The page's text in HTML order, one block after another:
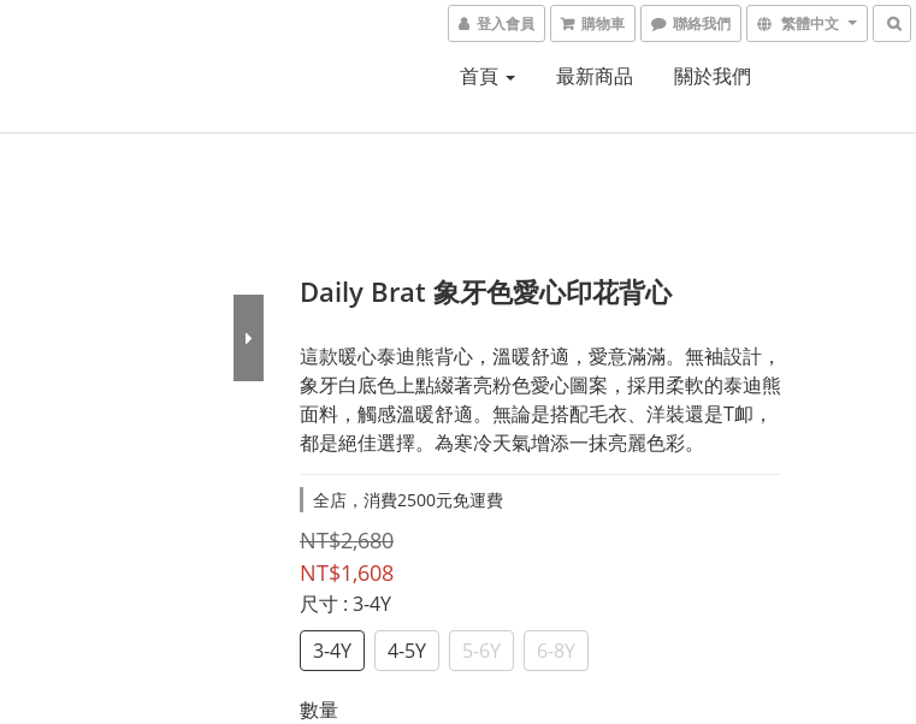
登入會員 購物車 聯絡我們 繁體中文
首頁 最新商品 關於我們
Daily Brat 象牙色愛心印花背心
這款暖心泰迪熊背心，溫暖舒適，愛意滿滿。無袖設計，
象牙白底色上點綴著亮粉色愛心圖案，採用柔軟的泰迪熊
面料，觸感溫暖舒適。無論是搭配毛衣、洋裝還是T卹，
都是絕佳選擇。為寒冷天氣增添一抹亮麗色彩。
全店，消費2500元免運費
NT$2,680
NT$1,608
尺寸 : 3-4Y
3-4Y
4-5Y 5-6Y 6-8Y
數量